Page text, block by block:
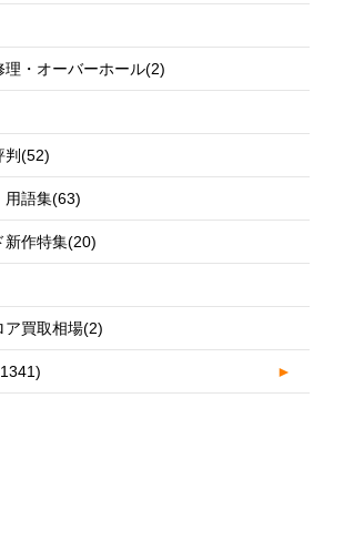
理・オーバーホール(2)
判(52)
用語集(63)
新作特集(20)
ア買取相場(2)
►